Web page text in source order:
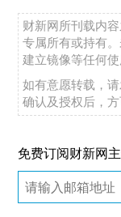
财新网所刊载内
专属所有或持有
建立镜像等任何使
如有意愿转载，
确认及授权后，方
免费订阅财新网